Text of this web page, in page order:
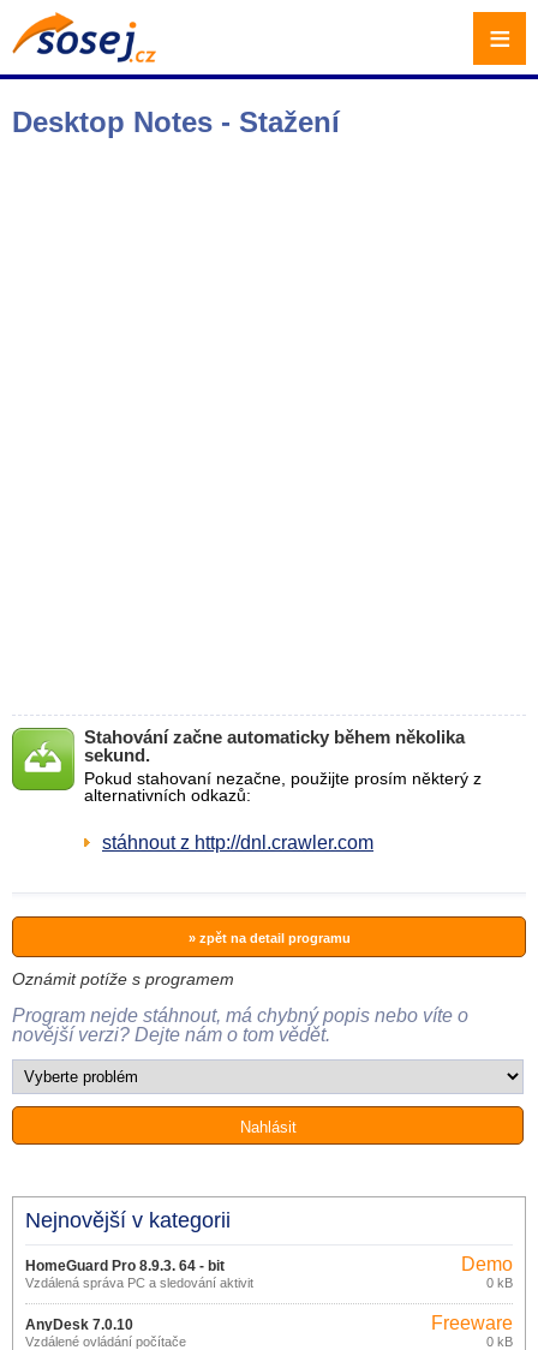
Desktop Notes - Stažení
Stahování začne automaticky během několika
sekund.
Pokud stahovaní nezačne, použijte prosím některý z
alternativních odkazů:
stáhnout z http://dnl.crawler.com
» zpět na detail programu
Oznámit potíže s programem
Program nejde stáhnout, má chybný popis nebo víte o
novější verzi? Dejte nám o tom vědět.
Nejnovější v kategorii
HomeGuard Pro 8.9.3. 64 - bit
Vzdálená správa PC a sledování aktivit
Demo
0 kB
AnyDesk 7.0.10
Vzdálené ovládání počítače
Freeware
0 kB
≡